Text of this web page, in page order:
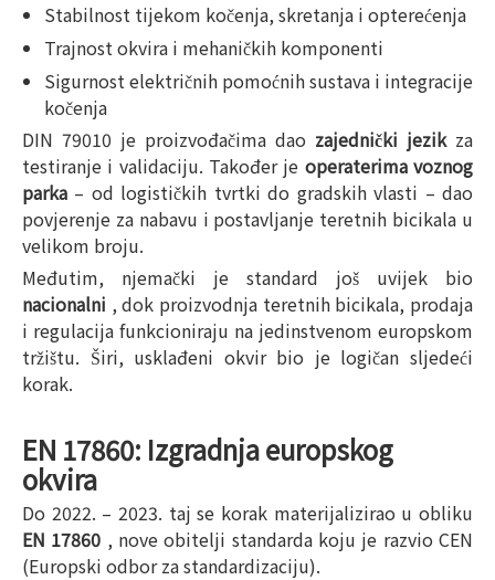
Stabilnost tijekom kočenja, skretanja i opterećenja
Trajnost okvira i mehaničkih komponenti
Sigurnost električnih pomoćnih sustava i integracije
kočenja
DIN 79010 je proizvođačima dao zajednički jezik za
testiranje i validaciju. Također je operaterima voznog
parka – od logističkih tvrtki do gradskih vlasti – dao
povjerenje za nabavu i postavljanje teretnih bicikala u
velikom broju.
Međutim, njemački je standard još uvijek bio
nacionalni , dok proizvodnja teretnih bicikala, prodaja
i regulacija funkcioniraju na jedinstvenom europskom
tržištu. Širi, usklađeni okvir bio je logičan sljedeći
korak.
EN 17860: Izgradnja europskog
okvira
Do 2022. – 2023. taj se korak materijalizirao u obliku
EN 17860 , nove obitelji standarda koju je razvio CEN
(Europski odbor za standardizaciju).